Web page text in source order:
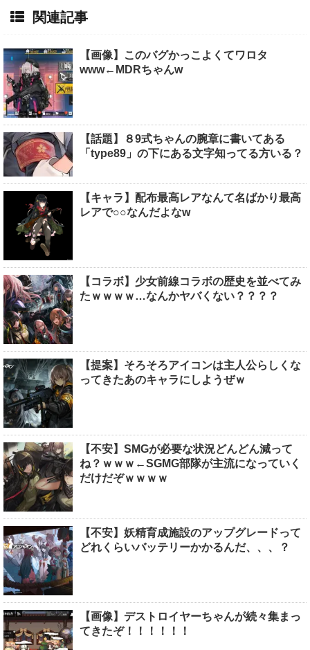
関連記事
【画像】このバグかっこよくてワロタ
www←MDRちゃんw
【話題】８9式ちゃんの腕章に書いてある
「type89」の下にある文字知ってる方いる？
【キャラ】配布最高レアなんて名ばかり最高
レアで○○なんだよなw
【コラボ】少女前線コラボの歴史を並べてみ
たｗｗｗｗ…なんかヤバくない？？？？
【提案】そろそろアイコンは主人公らしくな
ってきたあのキャラにしようぜｗ
【不安】SMGが必要な状況どんどん減って
ね？ｗｗｗ←SGMG部隊が主流になっていく
だけだぞｗｗｗｗ
【不安】妖精育成施設のアップグレードって
どれくらいバッテリーかかるんだ、、、？
【画像】デストロイヤーちゃんが続々集まっ
てきたぞ！！！！！！